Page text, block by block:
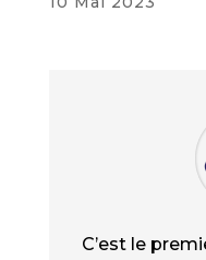
C’est le